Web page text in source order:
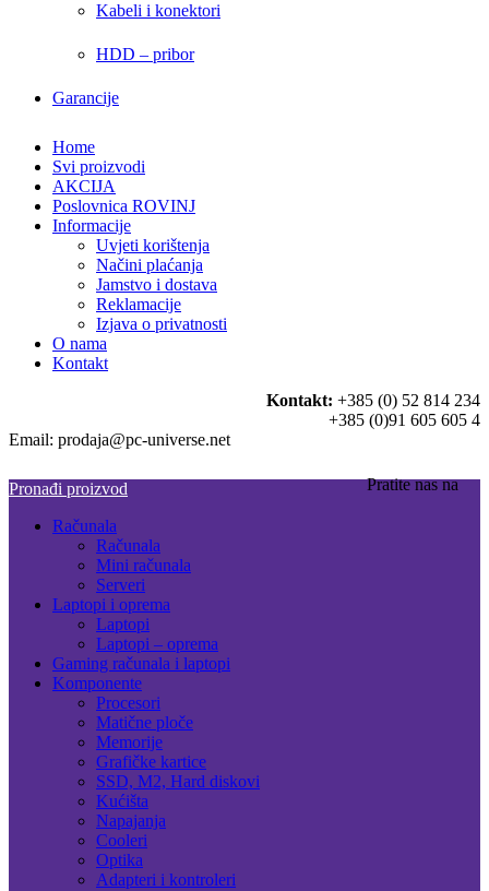
Kabeli i konektori
HDD – pribor
Garancije
Home
Svi proizvodi
AKCIJA
Poslovnica ROVINJ
Informacije
Uvjeti korištenja
Načini plaćanja
Jamstvo i dostava
Reklamacije
Izjava o privatnosti
O nama
Kontakt
Kontakt: +385 (0) 52 814 234
+385 (0)91 605 605 4
Email: prodaja@pc-universe.net
Pratite nas na
Pronađi proizvod
Računala
Računala
Mini računala
Serveri
Laptopi i oprema
Laptopi
Laptopi – oprema
Gaming računala i laptopi
Komponente
Procesori
Matične ploče
Memorije
Grafičke kartice
SSD, M2, Hard diskovi
Kućišta
Napajanja
Cooleri
Optika
Adapteri i kontroleri